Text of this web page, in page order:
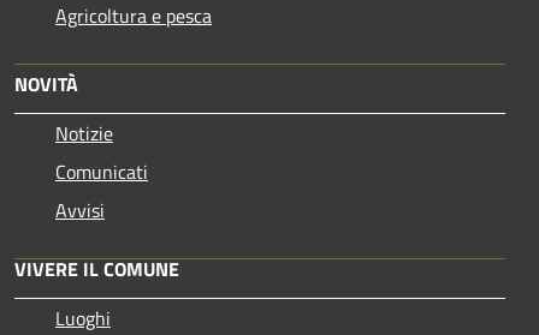
Agricoltura e pesca
NOVITÀ
Notizie
Comunicati
Avvisi
VIVERE IL COMUNE
Luoghi